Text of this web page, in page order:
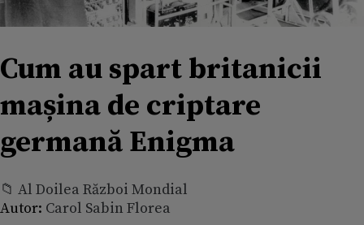
Cum au spart britanicii
mașina de criptare
germană Enigma
📁 Al Doilea Război Mondial
Autor: Carol Sabin Florea